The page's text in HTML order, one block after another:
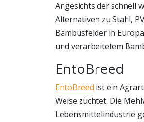
Angesichts der schnell
Alternativen zu Stahl,
Bambusfelder in
und verarbeitetem
EntoBreed
EntoBreed ist ein
Weise züchtet. Die
Lebensmittelindustrie